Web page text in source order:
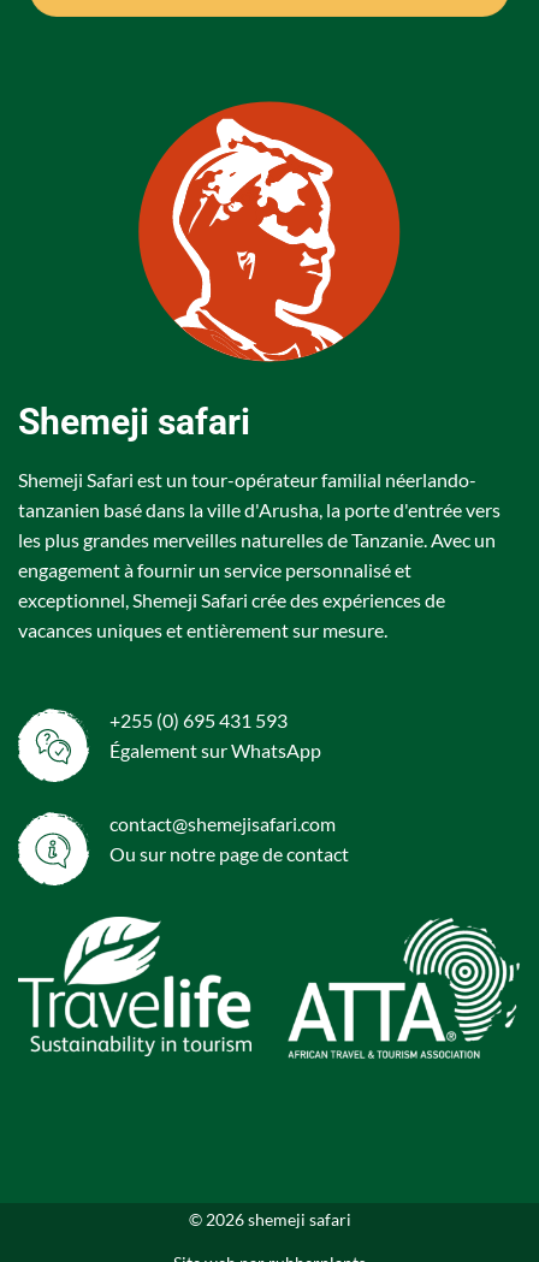
Shemeji safari
Shemeji Safari est un tour-opérateur familial néerlando-
tanzanien basé dans la ville d'Arusha, la porte d'entrée vers
les plus grandes merveilles naturelles de Tanzanie. Avec un
engagement à fournir un service personnalisé et
exceptionnel, Shemeji Safari crée des expériences de
vacances uniques et entièrement sur mesure.
+255 (0) 695 431 593
Également sur WhatsApp
contact@shemejisafari.com
Ou sur notre page decontact
© 2026 shemeji safari